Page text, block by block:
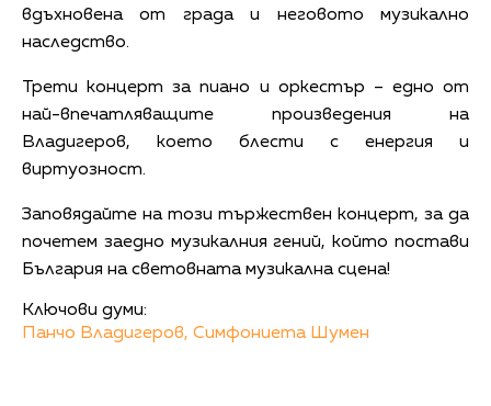
вдъхновена от града и неговото музикално
наследство.
Трети концерт за пиано и оркестър – едно от
най-впечатляващите произведения на
Владигеров, което блести с енергия и
виртуозност.
Заповядайте на този тържествен концерт, за да
почетем заедно музикалния гений, който постави
България на световната музикална сцена!
Ключови думи:
Панчо Владигеров, Симфониета Шумен